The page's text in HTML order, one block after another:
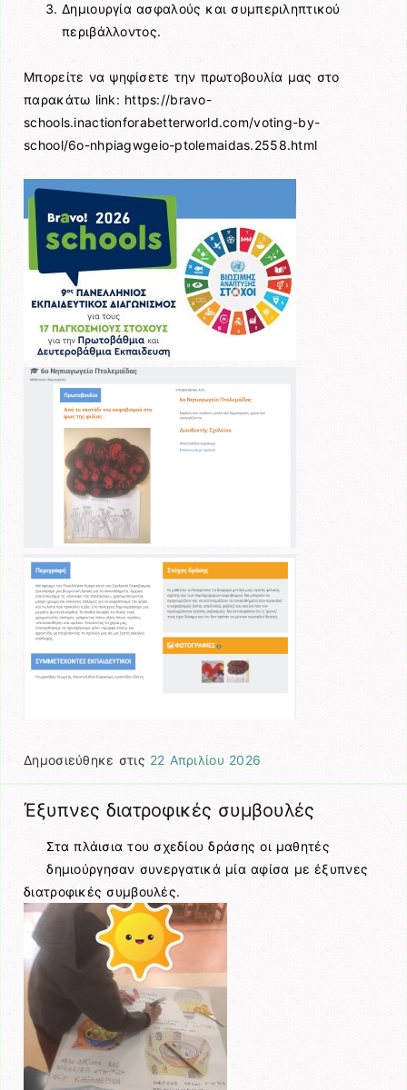
Δημιουργία ασφαλούς και συμπεριληπτικού
περιβάλλοντος.
Μπορείτε να ψηφίσετε την πρωτοβουλία μας στο
παρακάτω link: https://bravo-
schools.inactionforabetterworld.com/voting-by-
school/6o-nhpiagwgeio-ptolemaidas.2558.html
Δημοσιεύθηκε στις 22 Απριλίου 2026
Έξυπνες διατροφικές συμβουλές
Στα πλάισια του σχεδίου δράσης οι μαθητές
δημιούργησαν συνεργατικά μία αφίσα με έξυπνες
διατροφικές συμβουλές.